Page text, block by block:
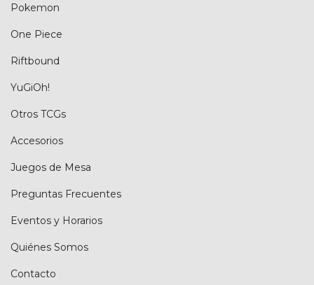
Pokemon
One Piece
Riftbound
YuGiOh!
Otros TCGs
Accesorios
Juegos de Mesa
Preguntas Frecuentes
Eventos y Horarios
Quiénes Somos
Contacto